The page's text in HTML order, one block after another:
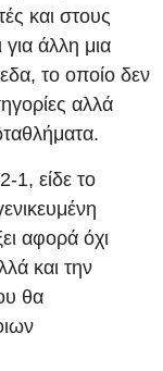
και στους
για άλλη μια
το οποίο δεν
αλλά
1, είδε το
αφορά όχι
και την
θα